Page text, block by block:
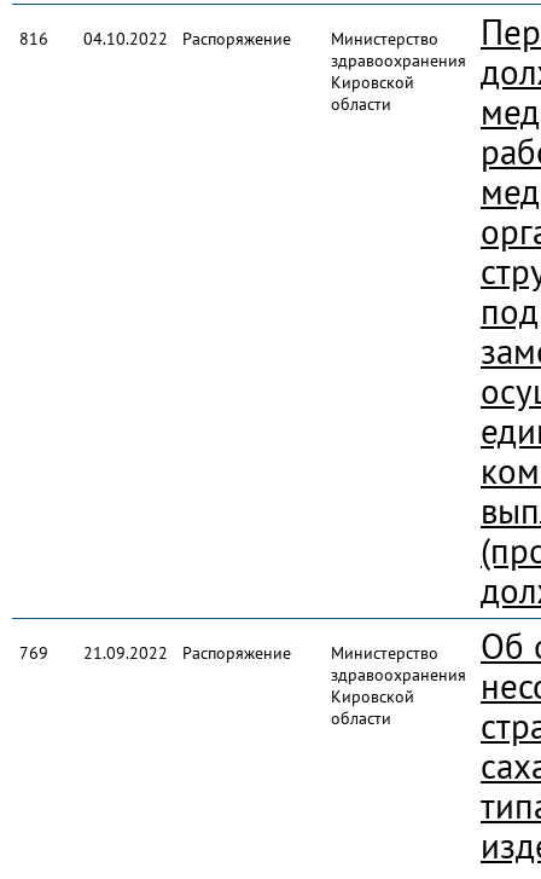
816 04.10.2022 Распоряжение
Министерство
здравоохранения
Кировской
области
769 21.09.2022 Распоряжение
Министерство
здравоохранения
Кировской
области
Об